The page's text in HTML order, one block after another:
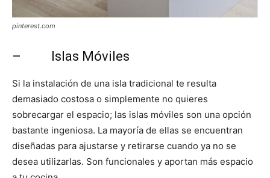
pinterest.com
– Islas Móviles
Si la instalación de una isla tradicional te resulta
demasiado costosa o simplemente no quieres
sobrecargar el espacio; las islas móviles son una opción
bastante ingeniosa. La mayoría de ellas se encuentran
diseñadas para ajustarse y retirarse cuando ya no se
desea utilizarlas. Son funcionales y aportan más espacio